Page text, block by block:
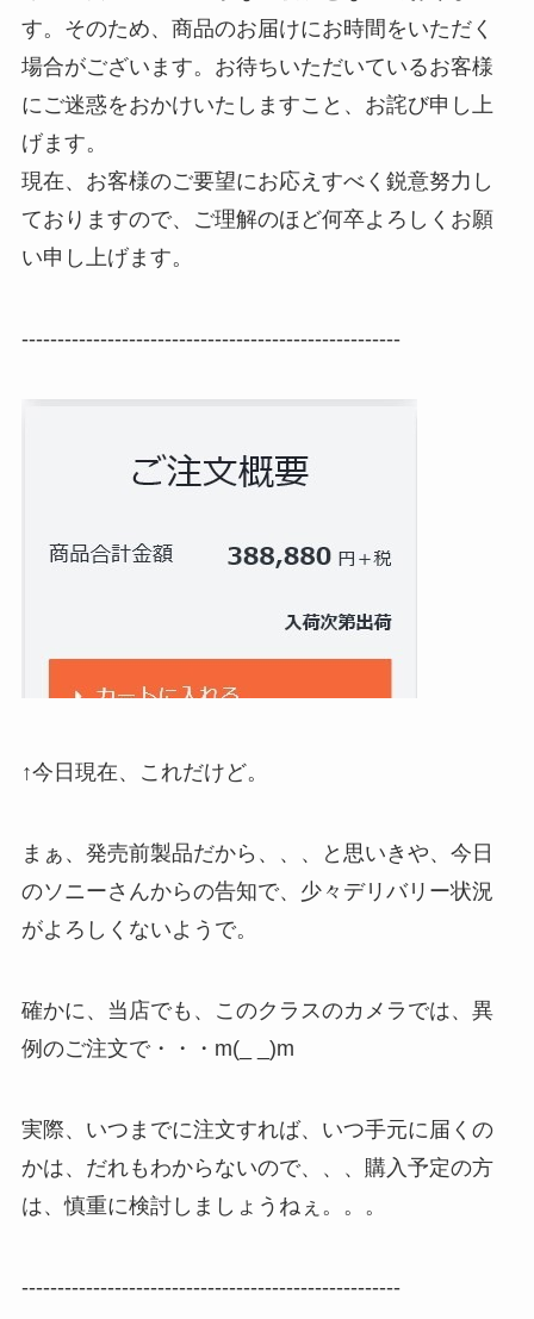
す。そのため、商品のお届けにお時間をいただく
場合がございます。お待ちいただいているお客様
にご迷惑をおかけいたしますこと、お詫び申し上
げます。
現在、お客様のご要望にお応えすべく鋭意努力し
ておりますので、ご理解のほど何卒よろしくお願
い申し上げます。
-----------------------------------------------------
↑今日現在、これだけど。
まぁ、発売前製品だから、、、と思いきや、今日
のソニーさんからの告知で、少々デリバリー状況
がよろしくないようで。
確かに、当店でも、このクラスのカメラでは、異
例のご注文で・・・m(_ _)m
実際、いつまでに注文すれば、いつ手元に届くの
かは、だれもわからないので、、、購入予定の方
は、慎重に検討しましょうねぇ。。。
-----------------------------------------------------